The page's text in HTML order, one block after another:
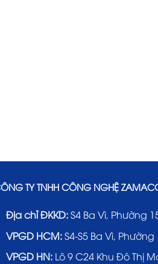
TY TNHH CÔNG NGHỆ
Địa chỉ ĐKKD:S4 Ba Vì, Phường
VPGD HCM:S4-S5 Ba Vì,
VPGD HN:Lô 9 C24 Khu Đô Thị